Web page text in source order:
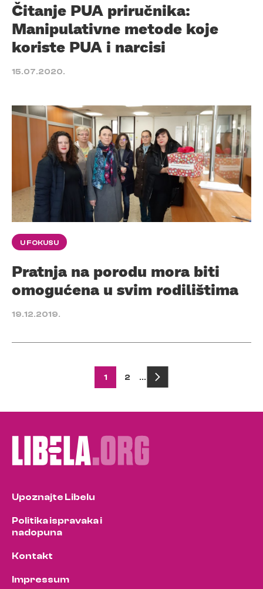
Čitanje PUA priručnika:
Manipulativne metode koje
koriste PUA i narcisi
15.07.2020.
U FOKUSU
Pratnja na porodu mora biti
omogućena u svim rodilištima
19.12.2019.
pagination
1 2 …
Upoznajte Libelu
Politika ispravaka i
nadopuna
Kontakt
Impressum